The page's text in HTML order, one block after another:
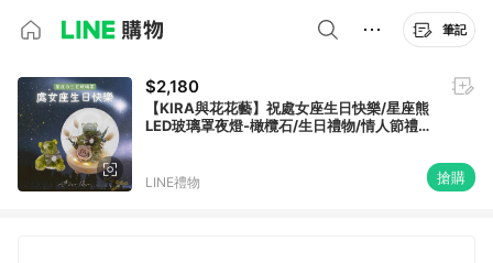
筆記
$2,180
【KIRA與花花藝】祝處女座生日快樂/星座熊
LED玻璃罩夜燈-橄欖石/生日禮物/情人節禮
LINE禮物 搶購